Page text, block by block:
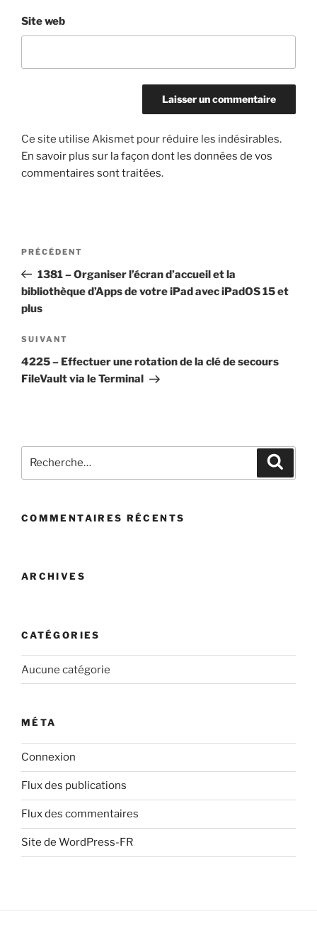
Site web
Ce site utilise Akismet pour réduire les indésirables.
En savoir plus sur la façon dont les données de vos
commentaires sont traitées.
Navigation
l’article
Article
précédent
PRÉCÉDENT
1381 – Organiser l’écran d’accueil et la
bibliothèque d’Apps de votre iPad avec iPadOS 15 et
plus
Article
suivant
SUIVANT
4225 – Effectuer une rotation de la clé de secours
FileVault via le Terminal
pour
COMMENTAIRES RÉCENTS
ARCHIVES
CATÉGORIES
Aucune catégorie
MÉTA
Connexion
Flux des publications
Flux des commentaires
Site de WordPress-FR